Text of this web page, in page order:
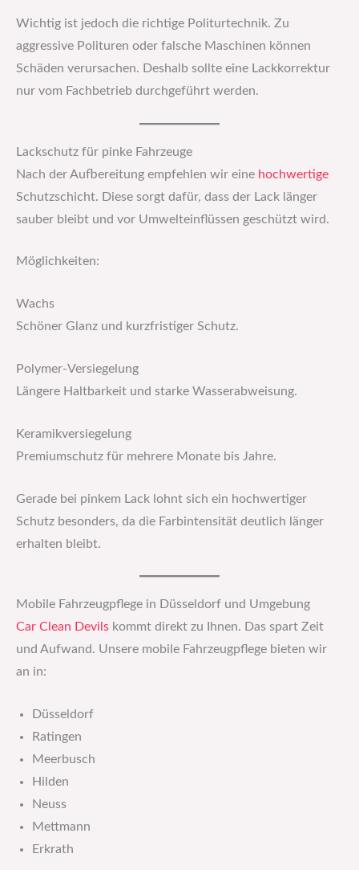
Wichtig ist jedoch die richtige Politurtechnik. Zu
aggressive Polituren oder falsche Maschinen können
Schäden verursachen. Deshalb sollte eine Lackkorrektur
nur vom Fachbetrieb durchgeführt werden.
Lackschutz für pinke Fahrzeuge
Nach der Aufbereitung empfehlen wir eine hochwertige
Schutzschicht. Diese sorgt dafür, dass der Lack länger
sauber bleibt und vor Umwelteinflüssen geschützt wird.
Möglichkeiten:
Wachs
Schöner Glanz und kurzfristiger Schutz.
Polymer-Versiegelung
Längere Haltbarkeit und starke Wasserabweisung.
Keramikversiegelung
Premiumschutz für mehrere Monate bis Jahre.
Gerade bei pinkem Lack lohnt sich ein hochwertiger
Schutz besonders, da die Farbintensität deutlich länger
erhalten bleibt.
Mobile Fahrzeugpflege in Düsseldorf und Umgebung
Car Clean Devils kommt direkt zu Ihnen. Das spart Zeit
und Aufwand. Unsere mobile Fahrzeugpflege bieten wir
an in:
Düsseldorf
Ratingen
Meerbusch
Hilden
Neuss
Mettmann
Erkrath